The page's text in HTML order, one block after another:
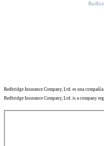
Redbridge Insurance Company, Ltd. es una
Redbridge Insurance Company, Ltd. is a company